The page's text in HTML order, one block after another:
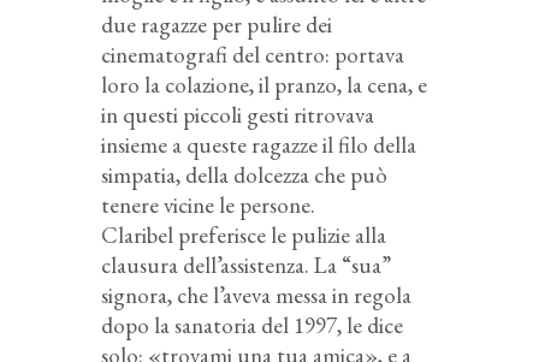
due ragazze per pulire dei
cinematografi del centro: portava
loro la colazione, il pranzo, la cena, e
in questi piccoli gesti ritrovava
insieme a queste ragazze il filo della
simpatia, della dolcezza che può
tenere vicine le persone.
Claribel preferisce le pulizie alla
clausura dell’assistenza. La “sua”
signora, che l’aveva messa in regola
dopo la sanatoria del 1997, le dice
solo: «trovami una tua amica», e a